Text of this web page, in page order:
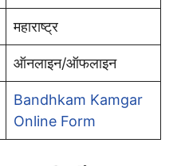
महाराष्ट्र
ऑनलाइन/ऑफलाइन
Bandhkam Kamgar
Online Form